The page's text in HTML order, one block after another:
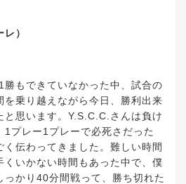
）
もできていなかった中、試合の
を乗り越えながら今日、勝利出来
と思います。Y.S.C.C.さんは負け
1プレー1プレーで必死さだった
く伝わってきました。難しい時間
くいかない時間もあった中で、僕
っかり40分間戦って、勝ち切れた